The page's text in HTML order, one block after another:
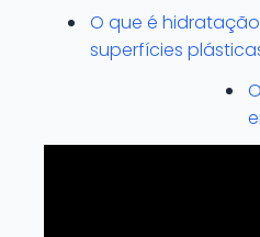
O que é
superfícies